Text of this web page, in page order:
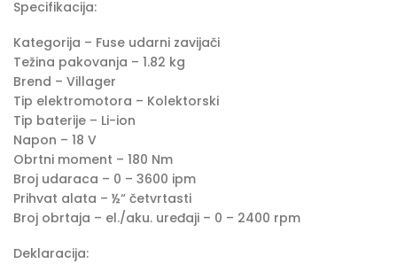
Specifikacija:
Kategorija – Fuse udarni zavijači
Težina pakovanja – 1.82 kg
Brend – Villager
Tip elektromotora – Kolektorski
Tip baterije – Li-ion
Napon – 18 V
Obrtni moment – 180 Nm
Broj udaraca – 0 – 3600 ipm
Prihvat alata – ½“ četvrtasti
Broj obrtaja – el./aku. uređaji – 0 – 2400 rpm
Deklaracija: